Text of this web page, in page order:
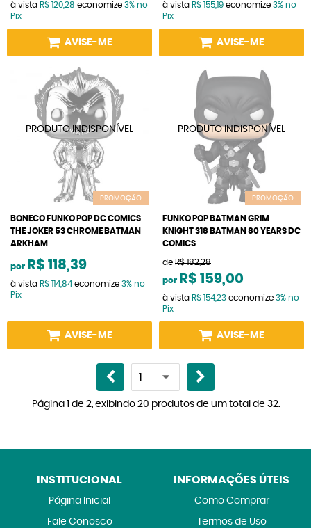
à vista R$ 120,28 economize 3% no
Pix
AVISE-ME
à vista R$ 155,19 economize 3% no
Pix
AVISE-ME
PROMOÇÃO
BONECO FUNKO POP DC COMICS
THE JOKER 53 CHROME BATMAN
ARKHAM
por R$ 118,39
à vista R$ 114,84economize 3% no
Pix
AVISE-ME
PROMOÇÃO
FUNKO POP BATMAN GRIM
KNIGHT 318 BATMAN 80 YEARS DC
COMICS
de R$ 182,28
por R$ 159,00
à vista R$ 154,23 economize 3% no
Pix
AVISE-ME
Página 1 de 2, exibindo 20 produtos de um total de 32.
INSTITUCIONAL
Página Inicial
Fale Conosco
INFORMAÇÕES ÚTEIS
Como Comprar
Termos de Uso